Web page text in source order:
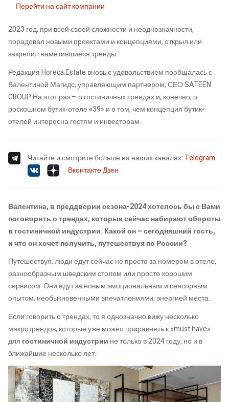
Перейти на сайт компании
2023 год, при всей своей сложности и неоднозначности,
порадовал новыми проектами и концепциями, открыл или
закрепил наметившиеся тренды.
Редакция Horeca.Estate вновь с удовольствием пообщалась с
Валентиной Магидс, управляющим партнером, СЕО SATEEN
GROUP. На этот раз – о гостиничных трендах и, конечно, о
роскошном бутик-отеле«39» и о том, чем концепция бутик-
отелей интересна гостям и инвесторам.
Читайте и смотрите больше на наших каналах:Telegram
ВконтактеДзен
Валентина, в преддверии сезона-2024 хотелось бы с Вами
поговорить о трендах, которые сейчас набирают обороты
в гостиничной индустрии. Какой он – сегодняшний гость,
и что он хочет получить, путешествуя по России?
Путешествуя, люди едут сейчас не просто за номером в отеле,
разнообразным шведским столом или просто хорошим
сервисом. Они едут за новым эмоциональным и сенсорным
опытом, необыкновенными впечатлениями, энергией места.
Если говорить о трендах, то я однозначно вижу несколько
макротрендов, которые уже можно приравнять к «must have»
для гостиничной индустрии не только в 2024 году, но и в
ближайшие несколько лет.